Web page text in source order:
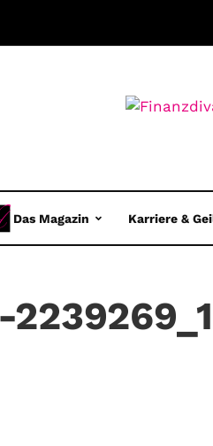
Das Magazin Karriere &